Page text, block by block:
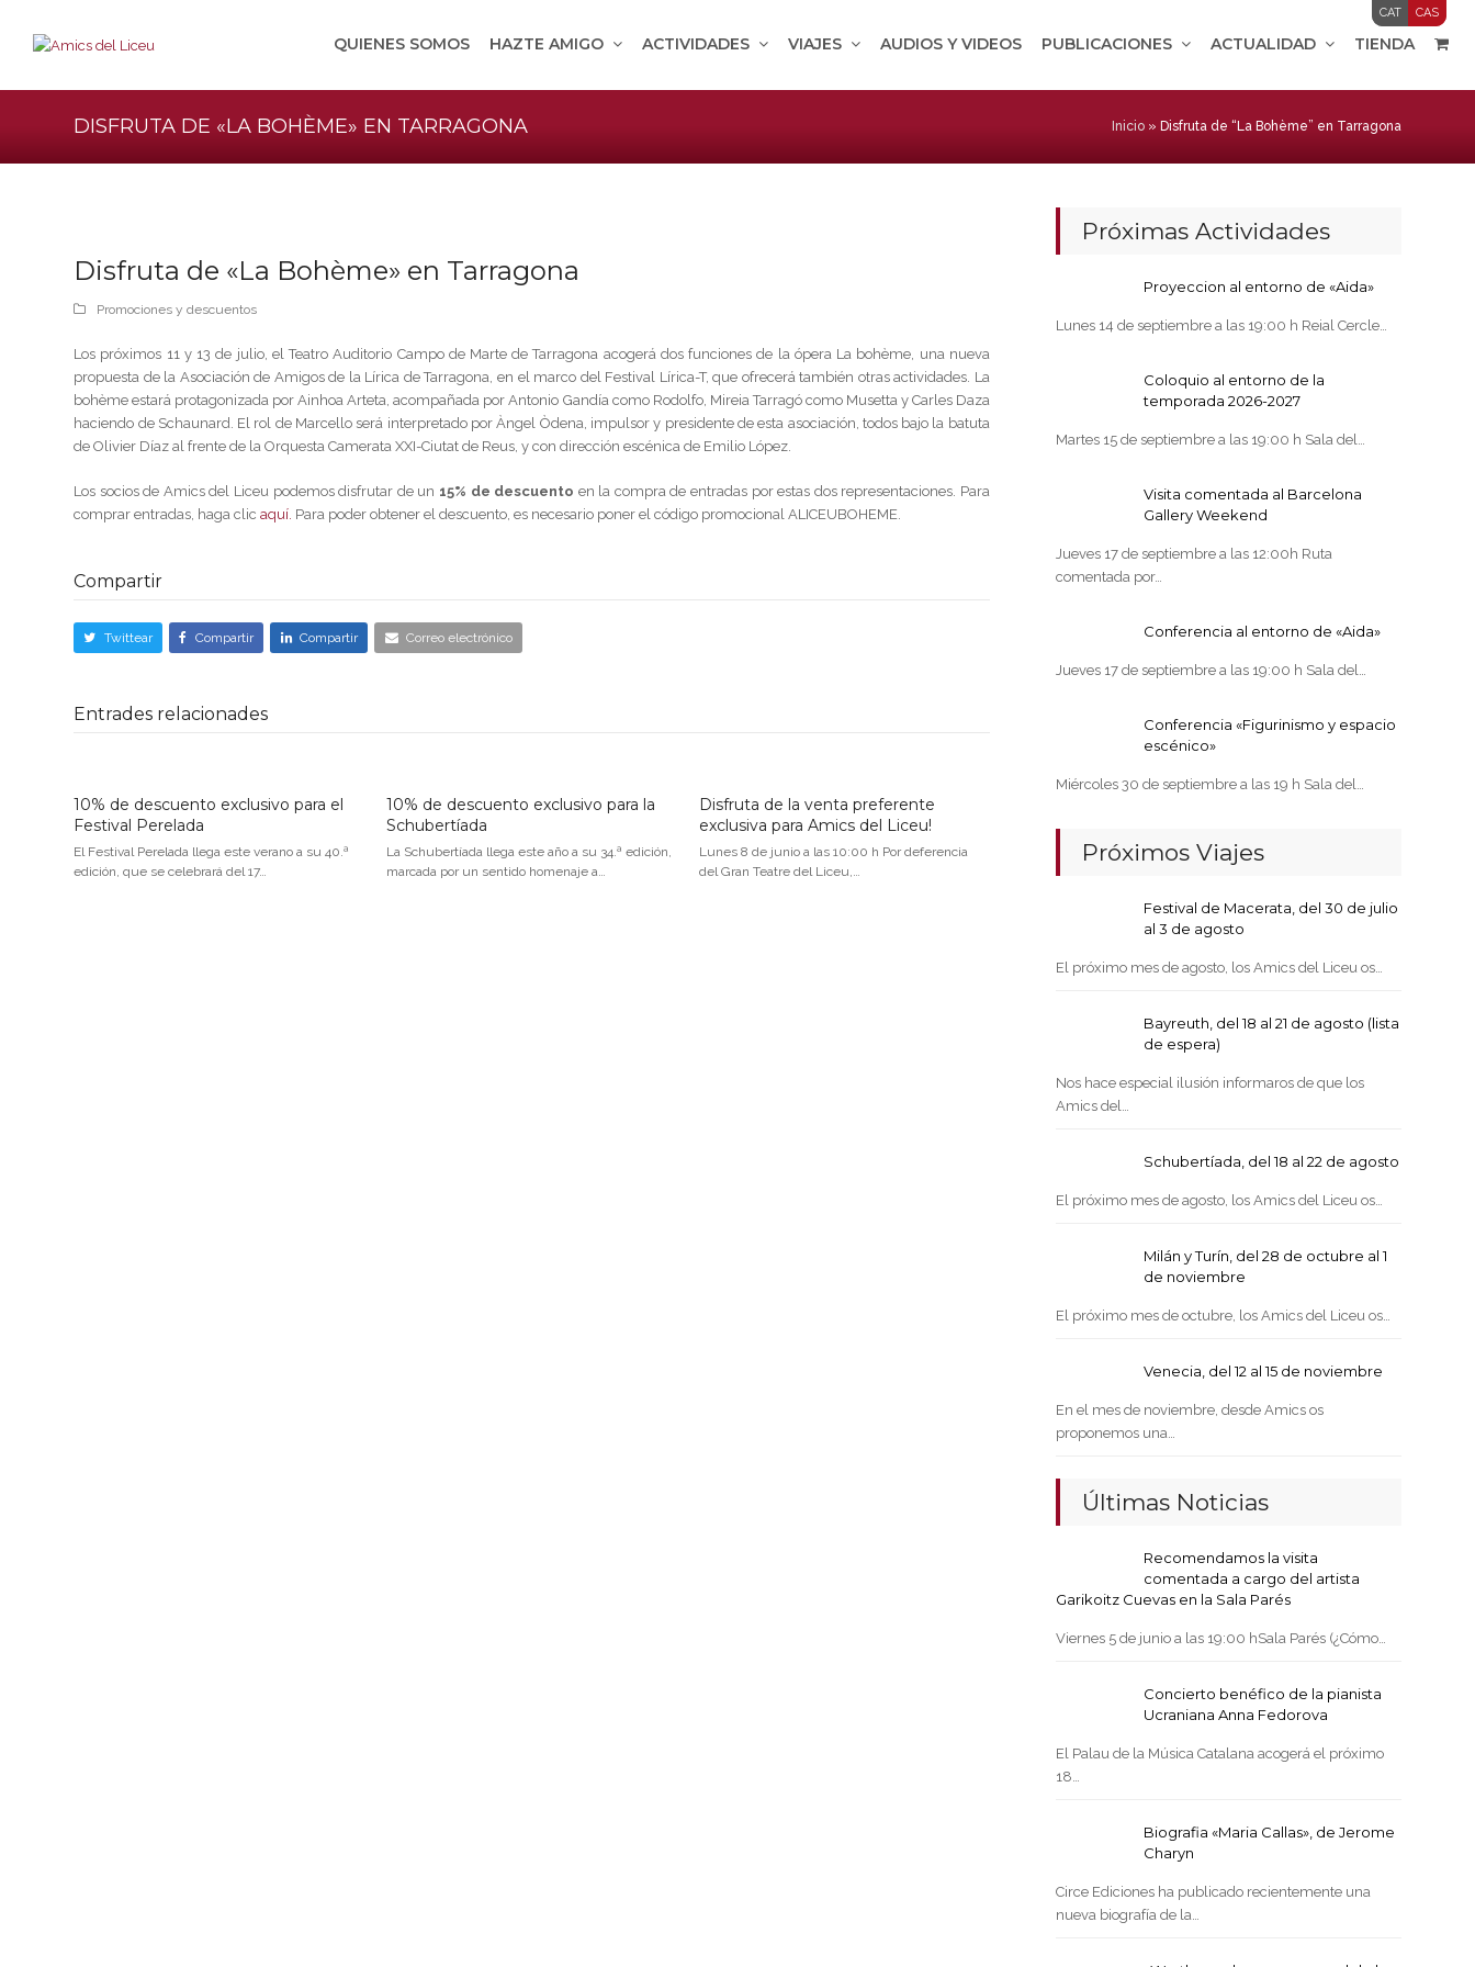
CAT CAS
QUIENES SOMOS HAZTE AMIGO ACTIVIDADES VIAJES AUDIOS Y VIDEOS PUBLICACIONES ACTUALIDAD TIENDA
DISFRUTA DE «LA BOHÈME» EN TARRAGONA Inicio» Disfruta de “La Bohème” en Tarragona
Disfruta de «La Bohème» en Tarragona
Promociones y descuentos
Los próximos 11 y 13 de julio, el Teatro Auditorio Campo de Marte de Tarragona acogerá dos funciones de la ópera La bohème, una nueva
propuesta de la Asociación de Amigos de la Lírica de Tarragona, en el marco del Festival Lírica-T, que ofrecerá también otras actividades. La
bohème estará protagonizada por Ainhoa ​​Arteta, acompañada por Antonio Gandía como Rodolfo, Mireia Tarragó como Musetta y Carles Daza
haciendo de Schaunard. El rol de Marcello será interpretado por Àngel Òdena, impulsor y presidente de esta asociación, todos bajo la batuta
de Olivier Díaz al frente de la Orquesta Camerata XXI-Ciutat de Reus, y con dirección escénica de Emilio López.
Los socios de Amics del Liceu podemos disfrutar de un 15% de descuento en la compra de entradas por estas dos representaciones. Para
comprar entradas, haga clic aquí. Para poder obtener el descuento, es necesario poner el código promocional ALICEUBOHEME.
Compartir
Twittear Compartir Compartir Correo electrónico
Entrades relacionades
10% de descuento exclusivo para el
Festival Perelada
El Festival Perelada llega este verano a su 40.ª
edición, que se celebrará del 17…
10% de descuento exclusivo para la
Schubertíada
La Schubertíada llega este año a su 34.ª edición,
marcada por un sentido homenaje a…
Disfruta de la venta preferente
exclusiva para Amics del Liceu!
Lunes 8 de junio a las 10:00 h Por deferencia
del Gran Teatre del Liceu,…
Próximas Actividades
Proyeccion al entorno de «Aida»
Lunes 14 de septiembre a las 19:00 h Reial Cercle…
Coloquio al entorno de la
temporada 2026-2027
Martes 15 de septiembre a las 19:00 h Sala del…
Visita comentada al Barcelona
Gallery Weekend
Jueves 17 de septiembre a las 12:00h Ruta
comentada por…
Conferencia al entorno de «Aida»
Jueves 17 de septiembre a las 19:00 h Sala del…
Conferencia «Figurinismo y espacio
escénico»
Miércoles 30 de septiembre a las 19 h Sala del…
Próximos Viajes
Festival de Macerata, del 30 de julio
al 3 de agosto
El próximo mes de agosto, los Amics del Liceu os…
Bayreuth, del 18 al 21 de agosto (lista
de espera)
Nos hace especial ilusión informaros de que los
Amics del…
Schubertíada, del 18 al 22 de agosto
El próximo mes de agosto, los Amics del Liceu os…
Milán y Turín, del 28 de octubre al 1
de noviembre
El próximo mes de octubre, los Amics del Liceu os…
Venecia, del 12 al 15 de noviembre
En el mes de noviembre, desde Amics os
proponemos una…
Últimas Noticias
Recomendamos la visita
comentada a cargo del artista
Garikoitz Cuevas en la Sala Parés
Viernes 5 de junio a las 19:00 hSala Parés (¿Cómo…
Concierto benéfico de la pianista
Ucraniana Anna Fedorova
El Palau de la Música Catalana acogerá el próximo
18…
Biografia «Maria Callas», de Jerome
Charyn
Circe Ediciones ha publicado recientemente una
nueva biografía de la…